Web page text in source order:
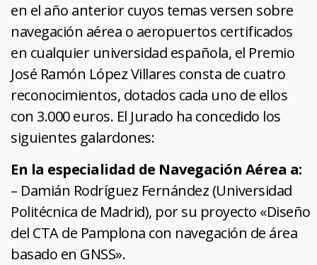
en el año anterior cuyos temas versen sobre
navegación aérea o aeropuertos certificados
en cualquier universidad española, el Premio
José Ramón López Villares consta de cuatro
reconocimientos, dotados cada uno de ellos
con 3.000 euros. El Jurado ha concedido los
siguientes galardones:
En la especialidad de Navegación Aérea a:
– Damián Rodríguez Fernández (Universidad
Politécnica de Madrid), por su proyecto «Diseño
del CTA de Pamplona con navegación de área
basado en GNSS».